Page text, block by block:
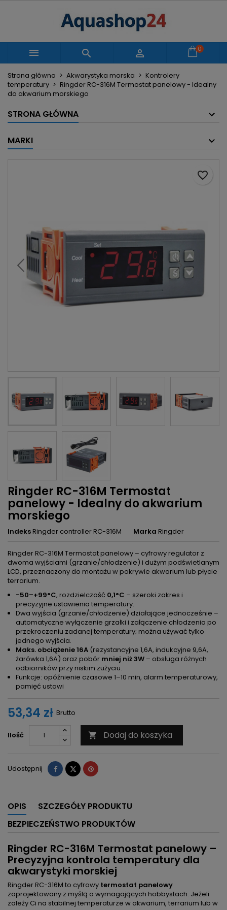
   0
Strona główna Akwarystyka morska
Kontrolery
temperatury
Ringder RC-316M Termostat panelowy - Idealny
do akwarium morskiego
STRONA GŁÓWNA
MARKI
Ringder RC-316M Termostat
panelowy - Idealny do akwarium
morskiego
IndeksRingder controller RC-316M Marka Ringder
Ringder RC-316M Termostat panelowy – cyfrowy regulator z
dwoma wyjściami (grzanie/chłodzenie) i dużym podświetlanym
LCD, przeznaczony do montażu w pokrywie akwarium lub płycie
terrarium.
-50–+99°C, rozdzielczość 0,1°C – szeroki zakres i
precyzyjne ustawienia temperatury.
Dwa wyjścia (grzanie/chłodzenie) działające jednocześnie –
automatyczne wyłączenie grzałki i załączenie chłodzenia po
przekroczeniu zadanej temperatury; można używać tylko
jednego wyjścia.
Maks. obciążenie 16A (rezystancyjne 1,6A, indukcyjne 9,6A,
żarówka 1,6A) oraz pobór mniej niż 3W – obsługa różnych
odbiorników przy niskim zużyciu.
Funkcje: opóźnienie czasowe 1–10 min, alarm temperaturowy,
pamięć ustawi
53,34 zł Brutto
Ilość  Dodaj do koszyka
favorite_border
Udostępnij Udostępnij
TweetujPinterest
OPIS
SZCZEGÓŁY PRODUKTU
BEZPIECZEŃSTWO PRODUKTÓW
Ringder RC-316M Termostat panelowy –
Precyzyjna kontrola temperatury dla
akwarystyki morskiej
Ringder RC-316M to cyfrowy termostat panelowy
zaprojektowany z myślą o wymagających hobbystach. Jeżeli
zależy Ci na stabilnej temperaturze w akwarium, terrarium lub w
Moje listy życzeń
add_circle_outline Utwórz nową listę
Utwórz listę życzeń
Nazwa listy życzeń
Zaloguj się
Musisz być zalogowany by zapisać produkty na
swojej liście życzeń.
Anuluj Zaloguj się